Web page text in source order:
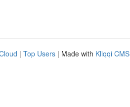
| Top Users | Made with Kliqqi CMS